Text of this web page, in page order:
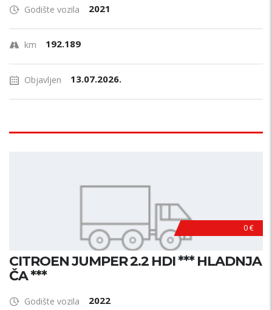
Godište vozila 2021
km 192.189
Objavljen 13.07.2026.
0 €
CITROEN JUMPER 2.2 HDI *** HLADNJA
ČA ***
Godište vozila 2022